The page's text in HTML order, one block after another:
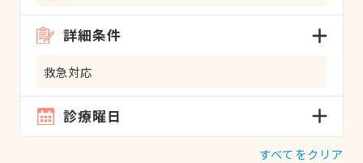
詳細条件
救急対応
診療曜日
すべてをクリア